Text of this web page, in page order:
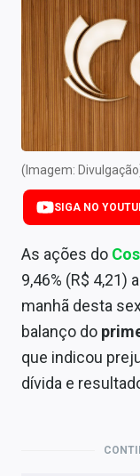
Cotações
Comprar ou vender?
Carteiras
Central de Dividendos
Central de Fundos
Central dos IPOs
Renda Fixa
Finanças Pessoais
Mercados
Economia
(Imagem:
SIGA NO
As ações do
9,46% (R$ 4,21)
manhã desta
balanço do
que indicou
dívida e